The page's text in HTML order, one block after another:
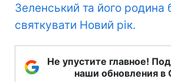
Зеленський та його родина
святкувати Новий рік.
Не упустите главное!
наши обновления в